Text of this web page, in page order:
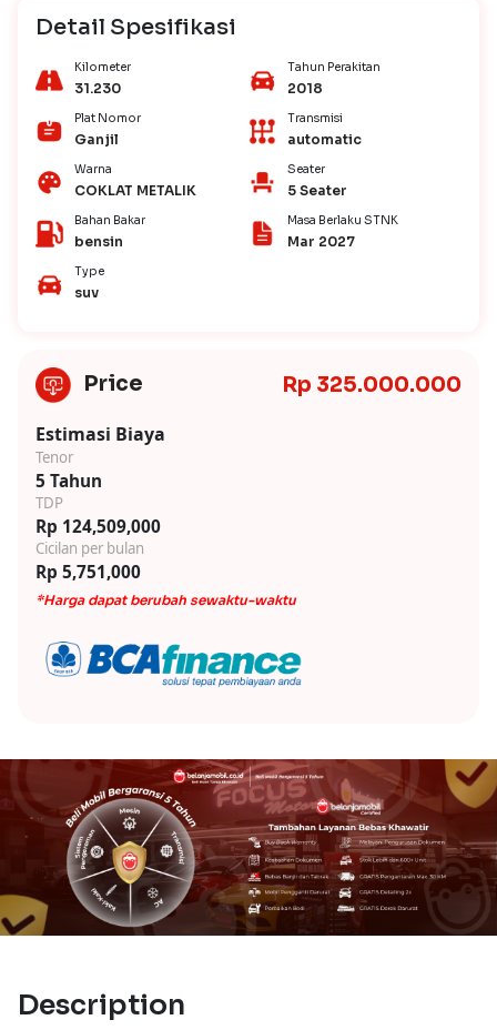
Detail Spesifikasi
Kilometer
31.230
Tahun Perakitan
2018
Plat Nomor
Ganjil
Transmisi
automatic
Warna
COKLAT METALIK
Seater
5 Seater
Bahan Bakar
bensin
Masa Berlaku STNK
Mar 2027
Type
suv
Price Rp 325.000.000
Estimasi Biaya
Tenor
5 Tahun
TDP
Rp 124,509,000
Cicilan per bulan
Rp 5,751,000
*Harga dapat berubah sewaktu-waktu
Description